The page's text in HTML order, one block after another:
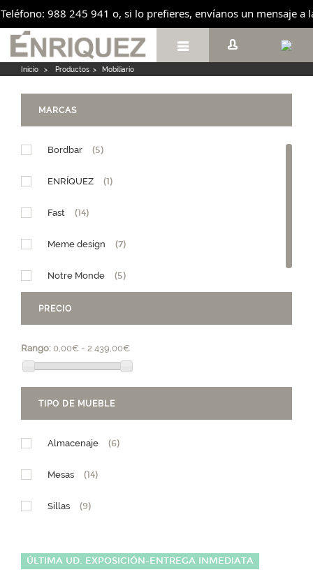
988 245 941 o, si lo prefieres, envíanos un mensaje a la

Inicio > Productos > Mobiliario
MARCAS
Bordbar (5)
ENRÍQUEZ (1)
Fast (14)
Meme design (7)
Notre Monde (5)
PRECIO
Rango: 0,00€ - 2 439,00€
TIPO DE MUEBLE
Almacenaje (6)
Mesas (14)
Sillas (9)
ÚLTIMA UD. EXPOSICIÓN-ENTREGA INMEDIATA